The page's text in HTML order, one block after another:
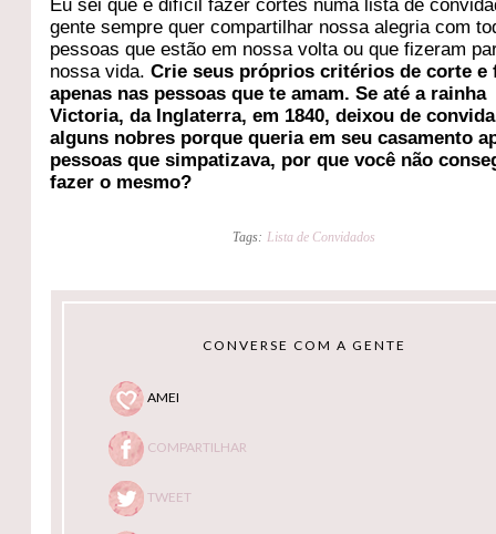
Eu sei que é difícil fazer cortes numa lista de
gente sempre quer compartilhar nossa alegria com
pessoas que estão em nossa volta ou que fizeram
nossa vida.Crie seus próprios critérios de corte e
apenas nas pessoas que te amam.Se até a rainha
Victoria, da Inglaterra, em 1840, deixou de
alguns nobres porque queria em seu casamento
pessoas que simpatizava, por que você não
fazer o mesmo?
Tags: Lista de Convidados
CONVERSE COM A GENTE
AMEI
COMPARTILHAR
TWEET